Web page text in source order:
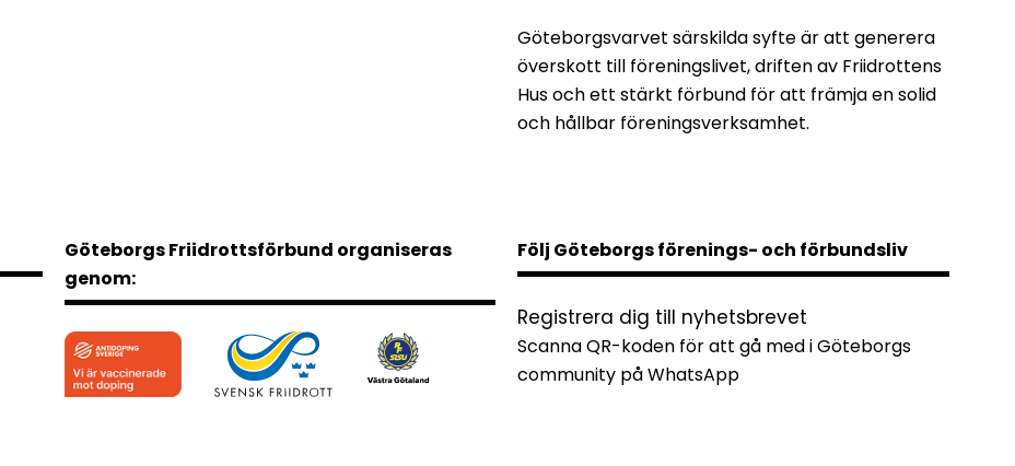
Göteborgsvarvet särskilda syfte är att generera
överskott till föreningslivet, driften av Friidrottens
Hus och ett stärkt förbund för att främja en solid
och hållbar föreningsverksamhet.
Göteborgs Friidrottsförbund organiseras
genom:
Följ Göteborgs förenings- och förbundsliv
Registrera dig till nyhetsbrevet
Scanna QR-koden för att gå med i Göteborgs
community på WhatsApp